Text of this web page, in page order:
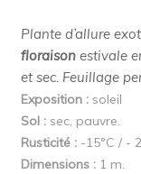
Plante d’allure
floraison estivale
et sec. Feuillage
Exposition : soleil
Sol : sec, pauvre.
Rusticité : -15°C / -
Dimensions : 1 m.